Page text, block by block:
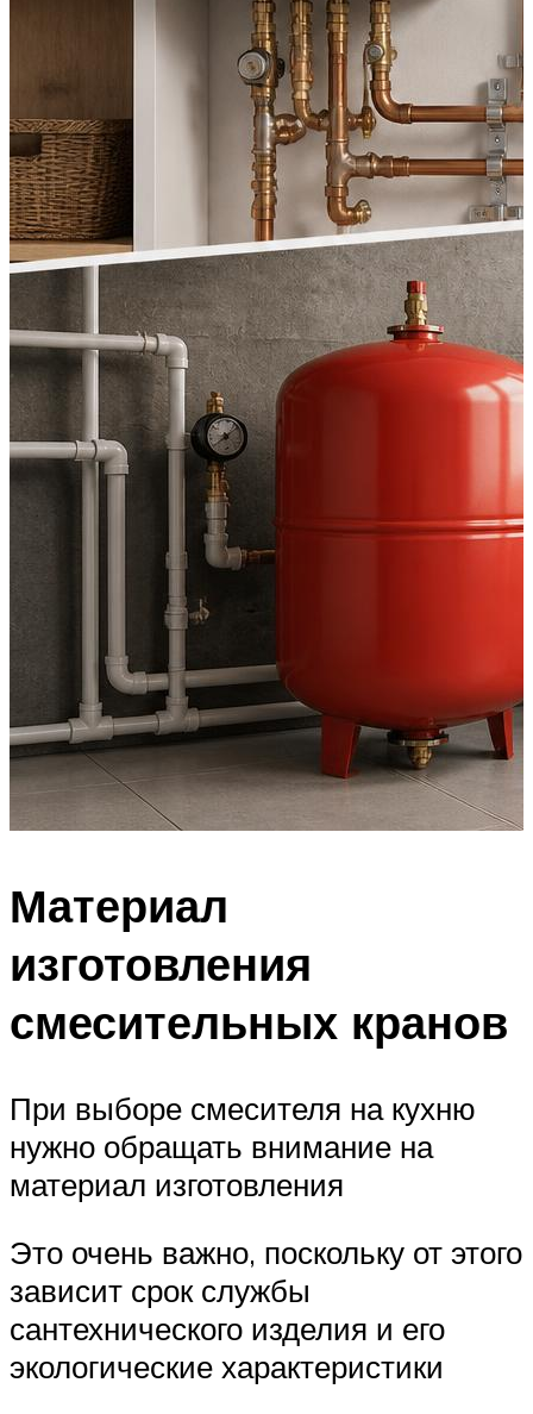
Материал
изготовления
смесительных кранов
При выборе смесителя на кухню
нужно обращать внимание на
материал изготовления
Это очень важно, поскольку от этого
зависит срок службы
сантехнического изделия и его
экологические характеристики